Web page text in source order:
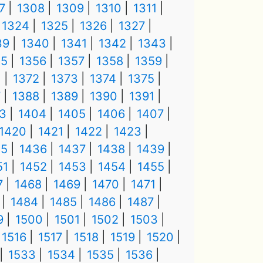
1308 1309 1310
1311
1324
1325 1326
1327
1340 1341 1342
1343
1356 1357 1358
1359
1372 1373 1374
1375
1388 1389 1390
1391
1404 1405 1406
1407
1421 1422
1423
1436 1437 1438
1439
1452 1453 1454
1455
1468 1469 1470
1471
1484
1485 1486
1487
1500 1501 1502
1503
1516
1517 1518 1519
1520
1533
1534 1535 1536